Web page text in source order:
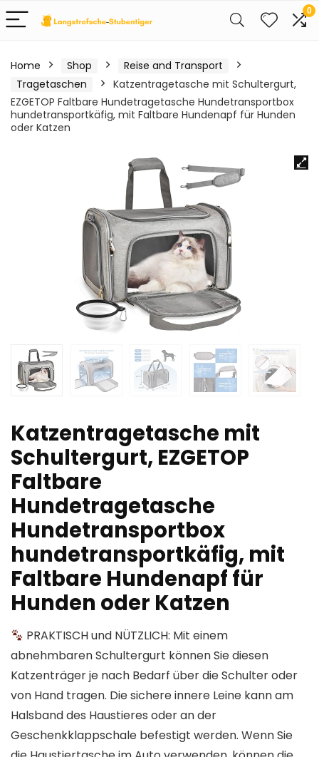
0
Home Shop
Reise and Transport
Tragetaschen
Katzentragetasche mit Schultergurt,
EZGETOP Faltbare Hundetragetasche Hundetransportbox
hundetransportkäfig, mit Faltbare Hundenapf für Hunden
oder Katzen
Katzentragetasche mit
Schultergurt, EZGETOP
Faltbare
Hundetragetasche
Hundetransportbox
hundetransportkäfig, mit
Faltbare Hundenapf für
Hunden oder Katzen
PRAKTISCH und NÜTZLICH: Mit einem
abnehmbaren Schultergurt können Sie diesen
Katzenträger je nach Bedarf über die Schulter oder
von Hand tragen. Die sichere innere Leine kann am
Halsband des Haustieres oder an der
Geschenkklappschale befestigt werden. Wenn Sie